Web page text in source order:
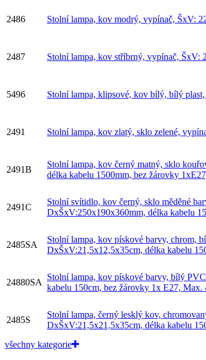
2486 Stolní lampa, kov modrý, vypínač, ŠxV:
2487 Stolní lampa, kov stříbrný, vypínač, ŠxV:
5496 Stolní lampa, klipsové, kov bílý, bílý
2491 Stolní lampa, kov zlatý, sklo zelené,
2491B
Stolní lampa, kov černý matný, sklo
délka kabelu 1500mm, bez žárovky
2491C
Stolní svítidlo, kov černý, sklo měděné
DxŠxV:250x190x360mm, délka kabelu
2485SA
Stolní lampa, kov pískové barvy, chrom,
DxŠxV:21,5x12,5x35cm, délka kabelu
24880SA
Stolní lampa, kov pískové barvy, bílý
kabelu 150cm, bez žárovky 1x E27,
2485S
Stolní lampa, černý lesklý kov,
DxŠxV:21,5x21,5x35cm, délka kabelu
všechny kategorie